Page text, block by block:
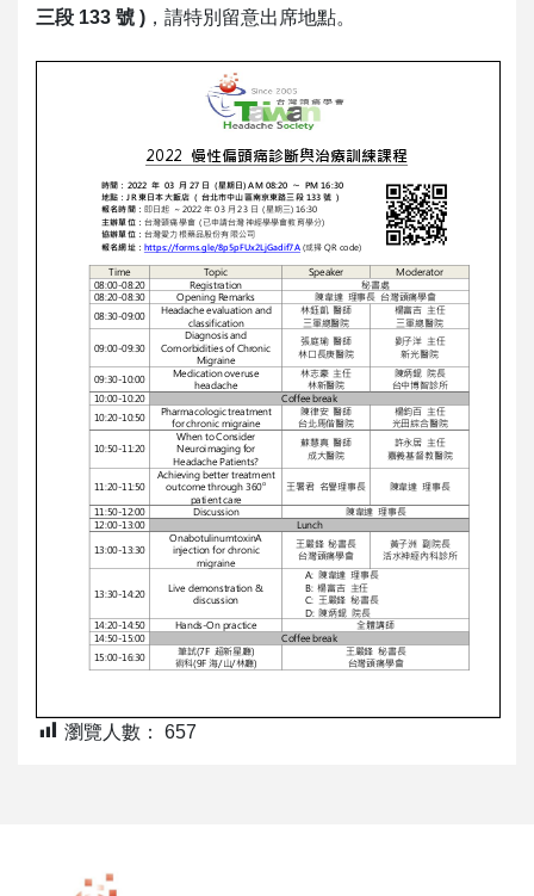
三段 133 號 ) ，請特別留意出席地點。
瀏覽人數： 657